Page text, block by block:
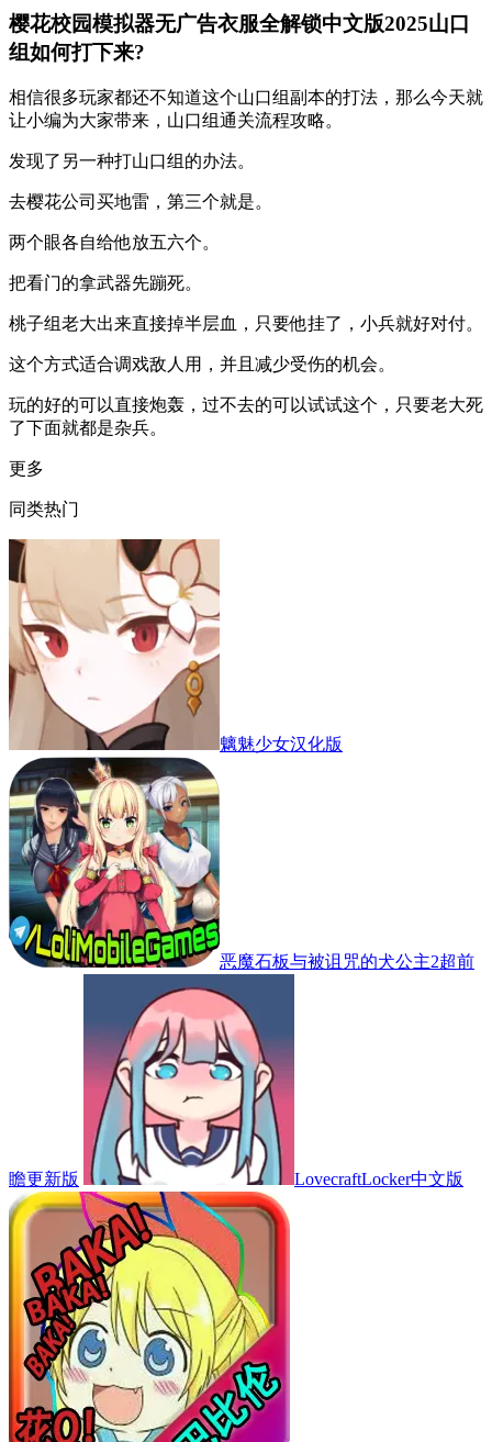
樱花校园模拟器无广告衣服全解锁中文版2025山口
组如何打下来?
相信很多玩家都还不知道这个山口组副本的打法，那么今天就
让小编为大家带来，山口组通关流程攻略。
发现了另一种打山口组的办法。
去樱花公司买地雷，第三个就是。
两个眼各自给他放五六个。
把看门的拿武器先蹦死。
桃子组老大出来直接掉半层血，只要他挂了，小兵就好对付。
这个方式适合调戏敌人用，并且减少受伤的机会。
玩的好的可以直接炮轰，过不去的可以试试这个，只要老大死
了下面就都是杂兵。
更多
同类热门
魑魅少女汉化版
恶魔石板与被诅咒的犬公主2超前
瞻更新版 LovecraftLocker中文版